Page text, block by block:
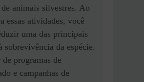
animais silvestres. Ao
essas atividades, você
uma das principais
sobrevivência da espécie.
programas de
e campanhas de